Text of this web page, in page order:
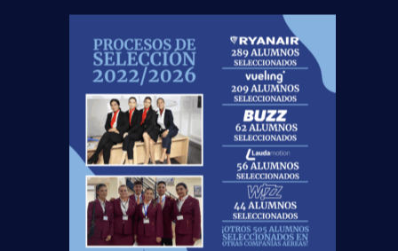
¡No dejesvolaresta oportunidad!
Noticias Relacionadas
Mapa de la aviación global 2025: las rutas más
transitadas y los países con más pasajeros